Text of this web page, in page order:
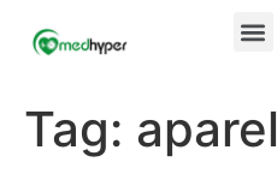
Tag: